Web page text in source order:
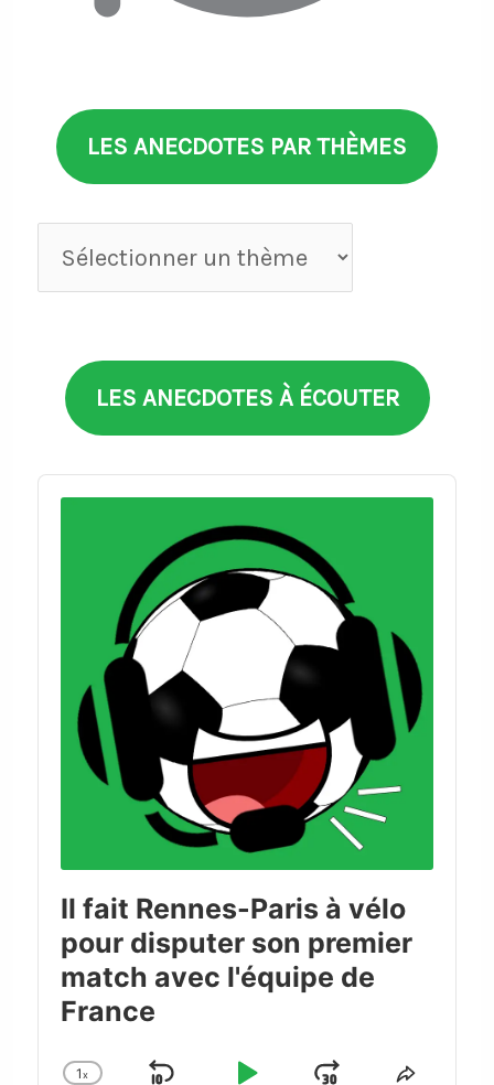
LES ANECDOTES PAR THÈMES
Anecdotes
par
LES ANECDOTES À ÉCOUTER
Audio
Player
Il fait Rennes-Paris à vélo
pour disputer son premier
match avec l'équipe de
France
1x